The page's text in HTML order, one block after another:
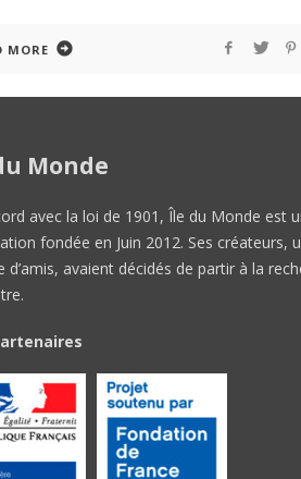
MORE
Monde
avec la loi de 1901, Île du Monde est
fondée en Juin 2012. Ses créateurs,
d’amis, avaient décidés de partir à la